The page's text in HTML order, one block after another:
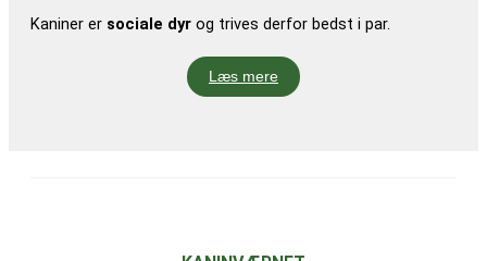
Kaniner er sociale dyr og trives derfor bedst i par.
Læs mere